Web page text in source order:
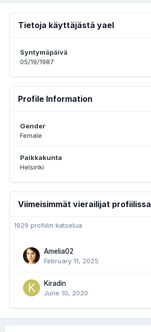
Tietoja käyttäjästä yael
Syntymäpäivä
05/19/1987
Profile Information
Gender
Female
Paikkakunta
Helsinki
Viimeisimmät vierailijat profiilissa
1929 profiilin katselua
Amelia02
February 11, 2025
Kiradin
June 10, 2020